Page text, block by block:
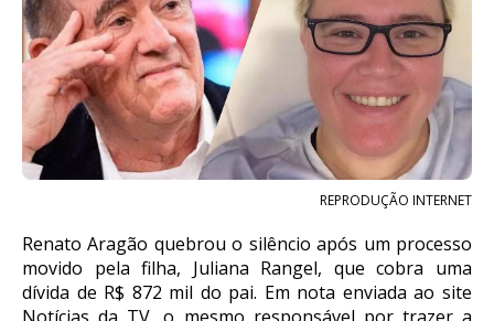
REPRODUÇÃO INTERNET
Renato Aragão quebrou o silêncio após um processo
movido pela filha, Juliana Rangel, que cobra uma
dívida de R$ 872 mil do pai. Em nota enviada ao site
Notícias da TV, o mesmo responsável por trazer a